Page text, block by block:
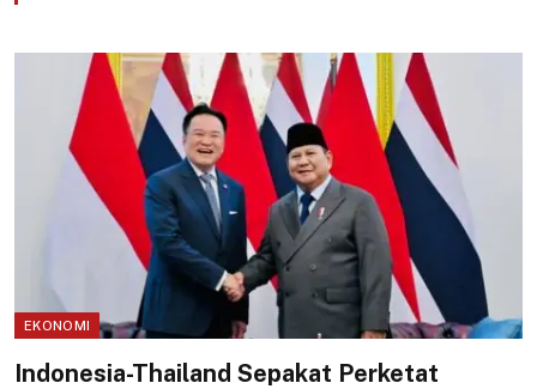
EKONOMI
Indonesia-Thailand Sepakat Perketat